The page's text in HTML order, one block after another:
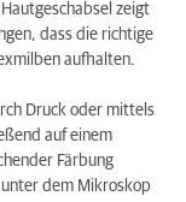
zeigt
dass die richtige
aufhalten.
Druck oder mittels
auf einem
Färbung
dem Mikroskop